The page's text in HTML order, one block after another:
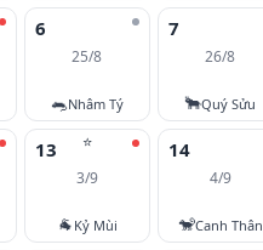
6
25/8
🐀Nhâm Tý
7
26/8
🐂Quý Sửu
⭐
13
3/9
🐐 Kỷ Mùi
14
4/9
🐒Canh Thân